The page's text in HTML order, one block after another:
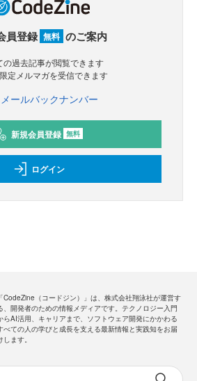
員登録 無料 のご案内
の過去記事が閲覧できます
定メルマガを受信できます
メールバックナンバー
新規会員登録 無料
ログイン
「CodeZine（コードジン）」は、株式会社翔泳社が運営す
、開発者のための情報メディアです。テクノロジー入門
らAI活用、キャリアまで、ソフトウェア開発にかかわる
べての人の学びと成長を支える最新情報と実践知をお届
します。